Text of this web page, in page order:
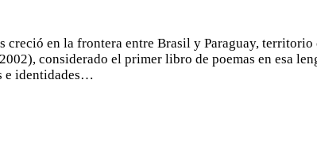
en la frontera entre Brasil y Paraguay,
considerado el primer libro de poemas en esa
e identidades…